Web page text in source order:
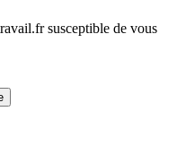
susceptible de vous